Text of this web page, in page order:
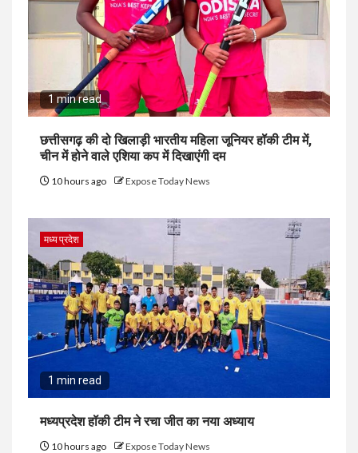
1 min read
छत्तीसगढ़ की दो खिलाड़ी भारतीय महिला जूनियर हॉकी टीम में,
चीन में होने वाले एशिया कप में दिखाएंगी दम
10 hours ago Expose Today News
मध्य प्रदेश
1 min read
मध्यप्रदेश हॉकी टीम ने रचा जीत का नया अध्याय
10 hours ago Expose Today News